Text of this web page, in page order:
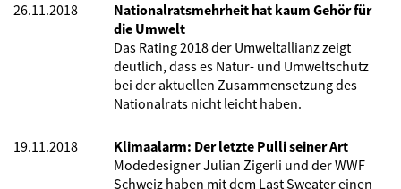
26.11.2018
Nationalratsmehrheit hat kaum Gehör für
die Umwelt
Das Rating 2018 der Umweltallianz zeigt
deutlich, dass es Natur- und Umweltschutz
bei der aktuellen Zusammensetzung des
Nationalrats nicht leicht haben.
19.11.2018
Klimaalarm: Der letzte Pulli seiner Art
Modedesigner Julian Zigerli und der WWF
Schweiz haben mit dem Last Sweater einen